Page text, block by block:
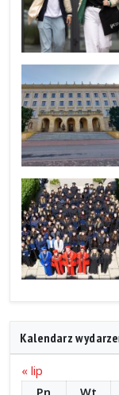
Kalendarz
« lip